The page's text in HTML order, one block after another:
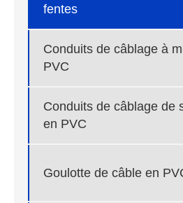
fentes
Conduits de câblage à
PVC
Conduits de câblage de
en PVC
Goulotte de câble en